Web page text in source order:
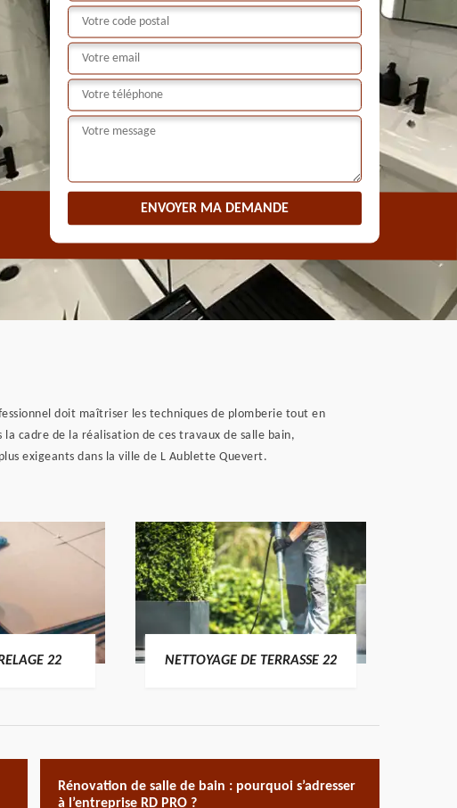
doit maîtriser les techniques de plomberie tout en
cadre de la réalisation de ces travaux de salle bain,
exigeants dans la ville de L Aublette Quevert.
22 NETTOYAGE DE TERRASSE 22
Rénovation de salle de bain : pourquoi s’adresser
à l’entreprise RD PRO ?